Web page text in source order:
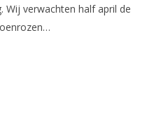
Wij verwachten half april de